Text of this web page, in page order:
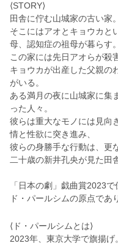
⟨STORY⟩
⽥舎に佇む⼭城家の古い家。
そこにはアオとキョウカと
⺟、認知症の祖⺟が暮らす。
この家には先⽇アオらが殺
キョウカが出産した⽗親の
がいる。
ある満⽉の夜に⼭城家に集
った⼈々。
彼らは重⼤なモノには⾒向
情と性欲に突き進み、
彼らの⾝勝⼿な⾏動は、
⼆⼗歳の新井孔央が⾒た⽥
「⽇本の劇」戯曲賞2023で
ド・パールシムの原点であ
⟨ド・パールシムとは⟩
2023年、東京⼤学で旗揚